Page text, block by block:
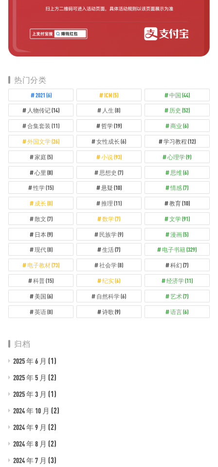
热门分类
2021 (6) ICM(5) 中国 (44)
人物传记(14) 人生 (8) 历史 (52)
合集套装 (11) 哲学(19) 商业 (6)
外国文学(26) 女性成长 (6) 学习教程 (12)
家庭 (5) 小说 (93) 心理学(9)
心里 (8) 思想史 (7) 思维(6)
性学(15) 悬疑 (10) 情感(7)
成长 (8) 推理 (11) 教育(10)
散文 (7) 数学(7) 文学(91)
日本 (9) 民族学(9) 漫画(5)
现代(8) 生活(7) 电子书籍(329)
电子教材(73) 社会学(8) 科幻 (7)
科普(15) 纪实(6) 经济学(11)
美国 (6) 自然科学(6) 艺术(7)
英语(8) 诗歌 (9) 语言(6)
归档
2025 年 6 月 (1)
2025 年 5 月 (2)
2025 年 3 月 (1)
2024 年 10 月 (2)
2024 年 9 月 (2)
2024 年 8 月 (2)
2024 年 7 月 (3)